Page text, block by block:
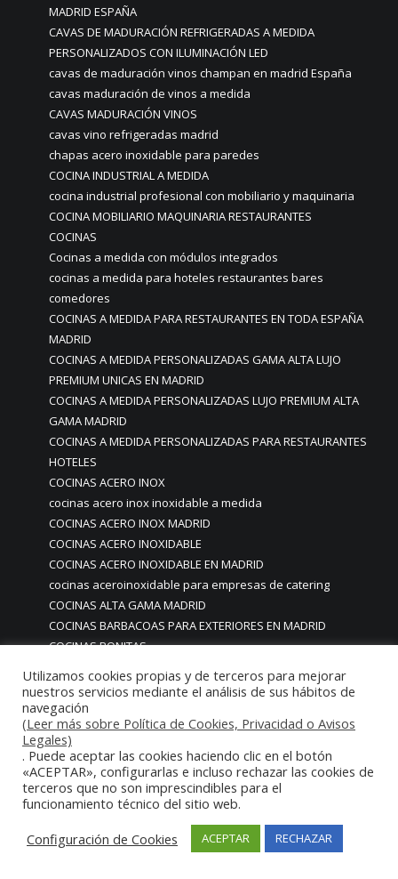
MADRID ESPAÑA
CAVAS DE MADURACIÓN REFRIGERADAS A MEDIDA
PERSONALIZADOS CON ILUMINACIÓN LED
cavas de maduración vinos champan en madrid España
cavas maduración de vinos a medida
CAVAS MADURACIÓN VINOS
cavas vino refrigeradas madrid
chapas acero inoxidable para paredes
COCINA INDUSTRIAL A MEDIDA
cocina industrial profesional con mobiliario y maquinaria
COCINA MOBILIARIO MAQUINARIA RESTAURANTES
COCINAS
Cocinas a medida con módulos integrados
cocinas a medida para hoteles restaurantes bares
comedores
COCINAS A MEDIDA PARA RESTAURANTES EN TODA ESPAÑA
MADRID
COCINAS A MEDIDA PERSONALIZADAS GAMA ALTA LUJO
PREMIUM UNICAS EN MADRID
COCINAS A MEDIDA PERSONALIZADAS LUJO PREMIUM ALTA
GAMA MADRID
COCINAS A MEDIDA PERSONALIZADAS PARA RESTAURANTES
HOTELES
COCINAS ACERO INOX
cocinas acero inox inoxidable a medida
COCINAS ACERO INOX MADRID
COCINAS ACERO INOXIDABLE
COCINAS ACERO INOXIDABLE EN MADRID
cocinas aceroinoxidable para empresas de catering
COCINAS ALTA GAMA MADRID
COCINAS BARBACOAS PARA EXTERIORES EN MADRID
COCINAS BONITAS
COCINAS BONITAS EN MADRID
COCINAS BONITAS MODERNAS
COCINAS BONITAS MODERNAS EN MADRID
COCINAS COMEDORES HOTELES A MEDIDA
PERSONALIZADAS
COCINAS CON ENCANTO EN MADRID
cocinas con iluminación led
COCINAS CON MOBILIARIO ACERO INOXIDABLE EN MADRID
cocinas con paneles led
Utilizamos cookies propias y de terceros para mejorar
nuestros servicios mediante el análisis de sus hábitos de
navegación
(Leer más sobre Política de Cookies, Privacidad o Avisos
Legales)
. Puede aceptar las cookies haciendo clic en el botón
«ACEPTAR», configurarlas e incluso rechazar las cookies de
terceros que no son imprescindibles para el
funcionamiento técnico del sitio web.
Configuración de Cookies
ACEPTAR RECHAZAR